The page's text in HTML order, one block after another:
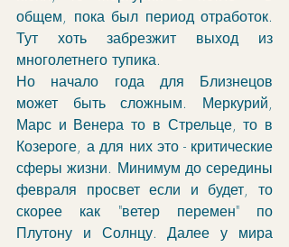
общем, пока был период отработок.
Тут хоть забрезжит выход из
многолетнего тупика.
Но начало года для Близнецов
может быть сложным. Меркурий,
Марс и Венера то в Стрельце, то в
Козероге, а для них это - критические
сферы жизни. Минимум до середины
февраля просвет если и будет, то
скорее как "ветер перемен" по
Плутону и Солнцу. Далее у мира